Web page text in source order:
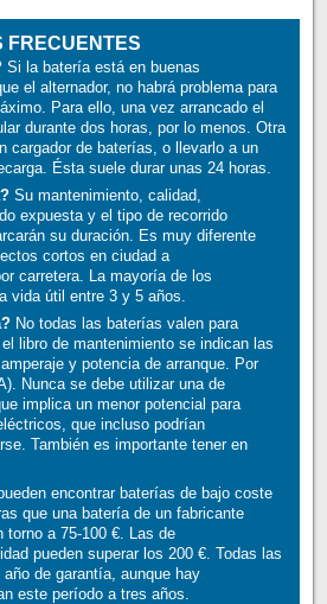
FRECUENTES
Si la batería está en buenas
el alternador, no habrá problema para
Para ello, una vez arrancado el
durante dos horas, por lo menos. Otra
cargador de baterías, o llevarlo a un
Ésta suele durar unas 24 horas.
Su mantenimiento, calidad,
expuesta y el tipo de recorrido
su duración. Es muy diferente
cortos en ciudad a
carretera. La mayoría de los
vida útil entre 3 y 5 años.
No todas las baterías valen para
libro de mantenimiento se indican las
y potencia de arranque. Por
Nunca se debe utilizar una de
implica un menor potencial para
que incluso podrían
También es importante tener en
encontrar baterías de bajo coste
que una batería de un fabricante
torno a 75-100 €. Las de
pueden superar los 200 €. Todas las
de garantía, aunque hay
este período a tres años.